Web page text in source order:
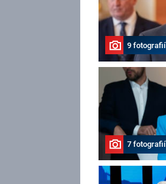
9 fotografií
7 fotografií